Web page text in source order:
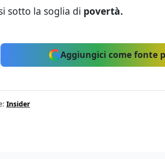
sotto la soglia di povertà.
Aggiungici come fonte
Insider